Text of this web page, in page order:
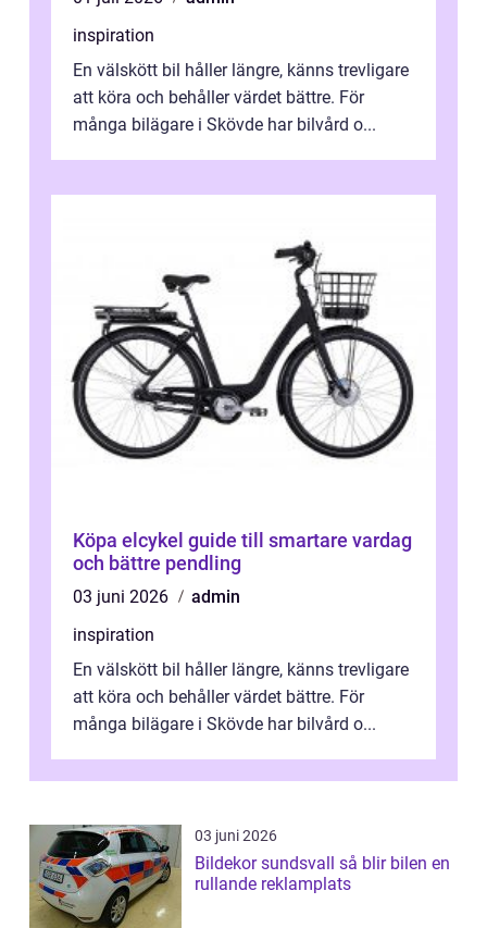
inspiration
En välskött bil håller längre, känns trevligare
att köra och behåller värdet bättre. För
många bilägare i Skövde har bilvård o...
Köpa elcykel guide till smartare vardag
och bättre pendling
03 juni 2026
admin
inspiration
En välskött bil håller längre, känns trevligare
att köra och behåller värdet bättre. För
många bilägare i Skövde har bilvård o...
03 juni 2026
Bildekor sundsvall så blir bilen en
rullande reklamplats